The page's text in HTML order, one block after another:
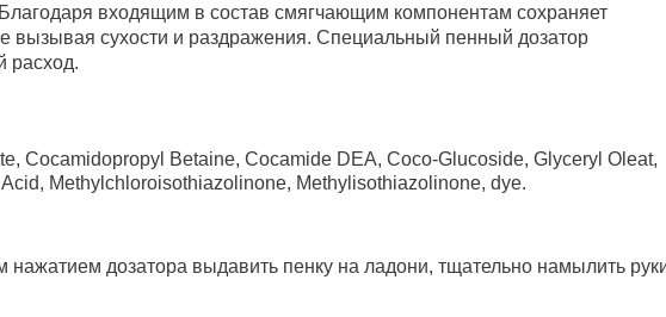
входящим в состав смягчающим компонентам сохраняет
вызывая сухости и раздражения. Специальный пенный дозатор
расход.
Cocamidopropyl Betaine, Cocamide DEA, Coco-Glucoside, Glyceryl Oleat,
Methylchloroisothiazolinone, Methylisothiazolinone, dye.
дозатора выдавить пенку на ладони, тщательно намылить